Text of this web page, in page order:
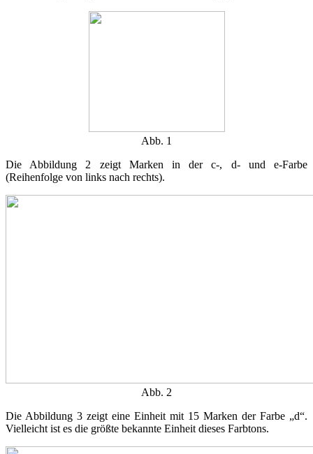
Abb. 1
Die Abbildung 2 zeigt Marken in der c-, d- und e-Farbe
(Reihenfolge von links nach rechts).
Abb. 2
Die Abbildung 3 zeigt eine Einheit mit 15 Marken der Farbe „d“.
Vielleicht ist es die größte bekannte Einheit dieses Farbtons.